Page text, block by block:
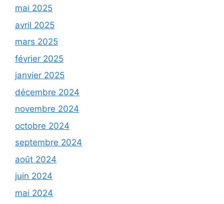
mai 2025
avril 2025
mars 2025
février 2025
janvier 2025
décembre 2024
novembre 2024
octobre 2024
septembre 2024
août 2024
juin 2024
mai 2024